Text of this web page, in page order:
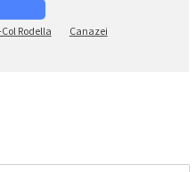
Rodella
Canazei